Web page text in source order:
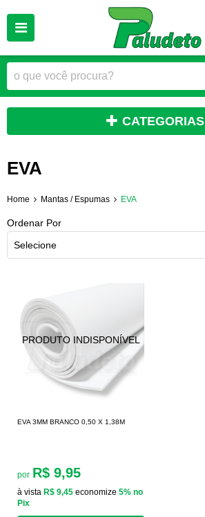
CATEGORIAS
EVA
Home Mantas / Espumas EVA
Ordenar Por
Selecione
EVA 3MM BRANCO 0,50 X 1,38M
por R$ 9,95
à vista R$ 9,45 economize 5% no
Pix